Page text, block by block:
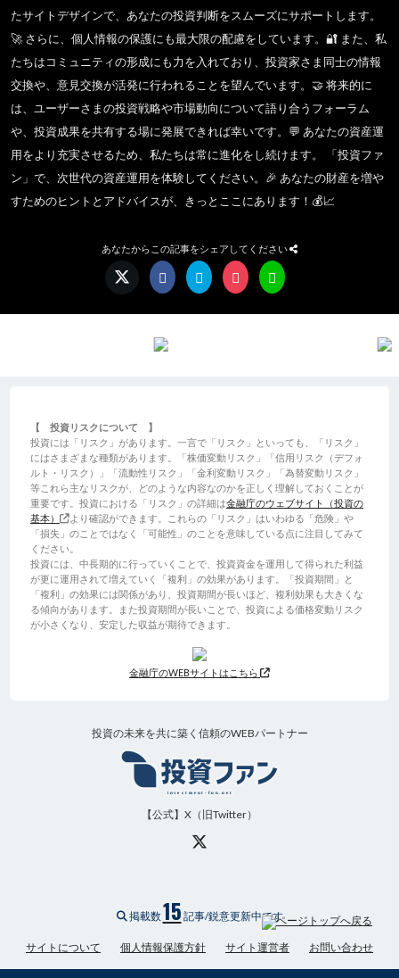
たサイトデザインで、あなたの投資判断をスムーズにサポートします。
🚀 さらに、個人情報の保護にも最大限の配慮をしています。🔐 また、私
たちはコミュニティの形成にも力を入れており、投資家さま同士の情報
交換や、意見交換が活発に行われることを望んでいます。🤝 将来的に
は、ユーザーさまの投資戦略や市場動向について語り合うフォーラム
や、投資成果を共有する場に発展できれば幸いです。💬 あなたの資産運
用をより充実させるため、私たちは常に進化をし続けます。 「投資ファ
ン」で、次世代の資産運用を体験してください。🎉 あなたの財産を増や
すためのヒントとアドバイスが、きっとここにあります！💰📈
あなたからこの記事をシェアしてください
【 投資リスクについて 】
投資には「リスク」があります。一言で「リスク」といっても、「リスク」
にはさまざまな種類があります。「株価変動リスク」「信用リスク（デフォ
ルト・リスク）」「流動性リスク」「金利変動リスク」「為替変動リスク」
等これら主なリスクが、どのような内容なのかを正しく理解しておくことが
重要です。投資における「リスク」の詳細は金融庁のウェブサイト（投資の
基本）
より確認ができます。これらの「リスク」はいわゆる「危険」や
「損失」のことではなく「可能性」のことを意味している点に注目してみて
ください。
投資には、中長期的に行っていくことで、投資資金を運用して得られた利益
が更に運用されて増えていく「複利」の効果があります。「投資期間」と
「複利」の効果には関係があり、投資期間が長いほど、複利効果も大きくな
る傾向があります。また投資期間が長いことで、投資による価格変動リスク
が小さくなり、安定した収益が期待できます。
金融庁のWEBサイトはこちら
投資の未来を共に築く信頼のWEBパートナー
【公式】X（旧Twitter）
掲載数15 記事/鋭意更新中です
サイトについて 個人情報保護方針 サイト運営者 お問い合わせ